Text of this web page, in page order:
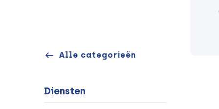
Alle categorieën
Diensten